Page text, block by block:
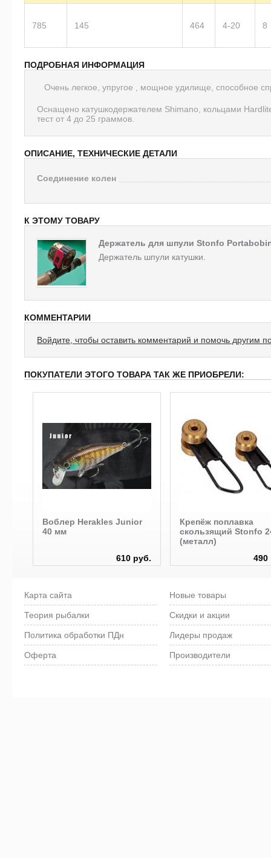
785 145 464 4-20 8
ПОДРОБНАЯ ИНФОРМАЦИЯ
Очень легкое, упругое , мощное удилище, способное
Оснащено катушкодержателем Shimano, кольцами
тест от 4 до 25 граммов.
ОПИСАНИЕ, ТЕХНИЧЕСКИЕ ДЕТАЛИ
Соединение колен
К ЭТОМУ ТОВАРУ
Держатель для шпули Stonfo
Держатель шпули катушки.
КОММЕНТАРИИ
Войдите, чтобы оставить комментарий и помочь другим
ПОКУПАТЕЛИ ЭТОГО ТОВАРА ТАК ЖЕ ПРИОБРЕЛИ:
Воблер Herakles Junior
40 мм
610 руб.
Крепёж поплавка
скользящий Stonfo
(металл)
490
Карта сайта
Теория рыбалки
Политика обработки ПДн
Оферта
Новые товары
Скидки и акции
Лидеры продаж
Производители